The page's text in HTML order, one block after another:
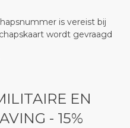
is vereist bij
wordt gevraagd
EN
- 15%